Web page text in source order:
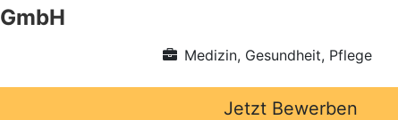
Medizin, Gesundheit, Pflege
Jetzt Bewerben